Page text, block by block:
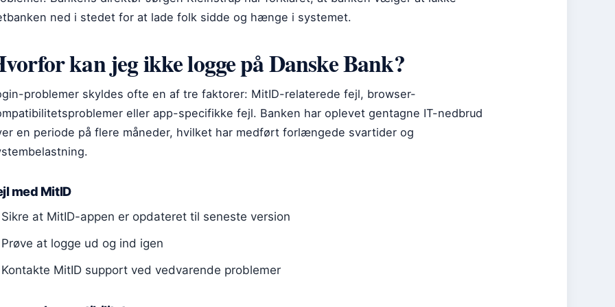
ned i stedet for at lade folk sidde og hænge i systemet.
kan jeg ikke logge på Danske Bank?
problemer skyldes ofte en af tre faktorer: MitID-relaterede fejl, browser-
eller app-specifikke fejl. Banken har oplevet gentagne IT-nedbrud
en periode på flere måneder, hvilket har medført forlængede svartider og
med MitID
Sikre at MitID-appen er opdateret til seneste version
Prøve at logge ud og ind igen
Kontakte MitID support ved vedvarende problemer